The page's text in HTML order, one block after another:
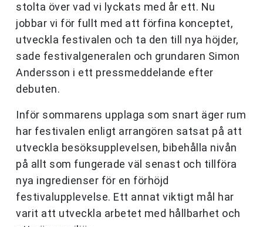
stolta över vad vi lyckats med år ett. Nu
jobbar vi för fullt med att förfina konceptet,
utveckla festivalen och ta den till nya höjder,
sade festivalgeneralen och grundaren Simon
Andersson i ett pressmeddelande efter
debuten.
Inför sommarens upplaga som snart äger rum
har festivalen enligt arrangören satsat på att
utveckla besöksupplevelsen, bibehålla nivån
på allt som fungerade väl senast och tillföra
nya ingredienser för en förhöjd
festivalupplevelse. Ett annat viktigt mål har
varit att utveckla arbetet med hållbarhet och